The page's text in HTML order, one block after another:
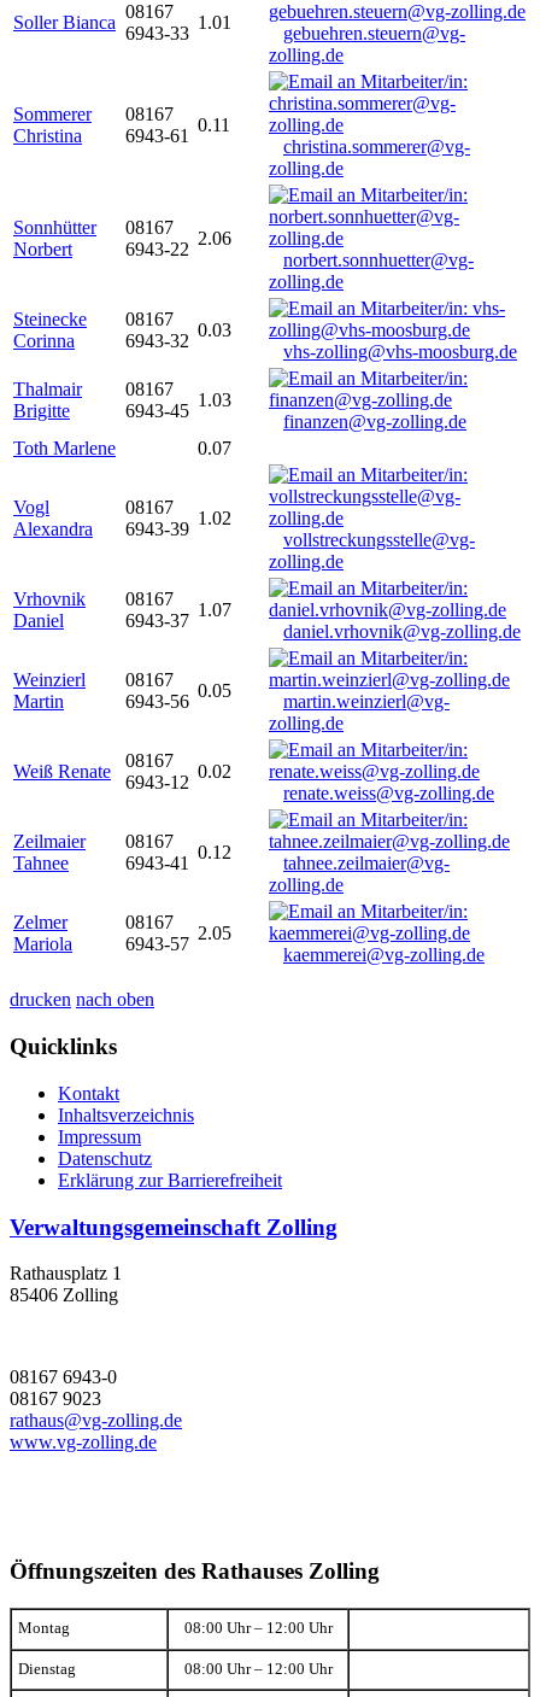
Soller Bianca
08167
6943-33
1.01
gebuehren.steuern@vg-
zolling.de
Sommerer
Christina
08167
6943-61
0.11
christina.sommerer@vg-
zolling.de
Sonnhütter
Norbert
08167
6943-22
2.06
norbert.sonnhuetter@vg-
zolling.de
Steinecke
Corinna
08167
6943-32
0.03
vhs-zolling@vhs-moosburg.de
Thalmair
Brigitte
08167
6943-45
1.03
finanzen@vg-zolling.de
Toth Marlene
0.07
Vogl
Alexandra
08167
6943-39
1.02
vollstreckungsstelle@vg-
zolling.de
Vrhovnik
Daniel
08167
6943-37
1.07
daniel.vrhovnik@vg-zolling.de
Weinzierl
Martin
08167
6943-56
0.05
martin.weinzierl@vg-
zolling.de
Weiß Renate
08167
6943-12
0.02
renate.weiss@vg-zolling.de
Zeilmaier
Tahnee
08167
6943-41
0.12
tahnee.zeilmaier@vg-
zolling.de
Zelmer
Mariola
08167
6943-57
2.05
kaemmerei@vg-zolling.de
drucken nach oben
Quicklinks
Kontakt
Inhaltsverzeichnis
Impressum
Datenschutz
Erklärung zur Barrierefreiheit
Verwaltungsgemeinschaft Zolling
Rathausplatz 1
85406 Zolling
08167 6943-0
08167 9023
rathaus@vg-zolling.de
www.vg-zolling.de
Öffnungszeiten des Rathauses Zolling
Montag 08:00 Uhr – 12:00 Uhr
Dienstag 08:00 Uhr – 12:00 Uhr